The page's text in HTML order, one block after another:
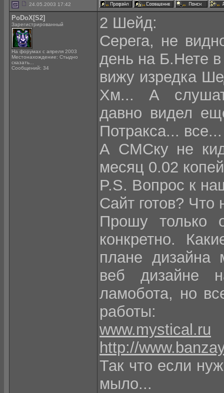
24.05.2003 17:42
PoDoX[S2]
Зарегистрированный
На форумах с апреля 2003
Местонахождение: Стыдно
сказать...
Сообщений: 34
2 Шейд:
Серега, не
день на Б.Нете в
вижу изредка
Хм... А
давно видел
Потракса...
А СМСку не
месяц 0.02
P.S. Вопрос к
Сайт готов? Что
Прошу только
конкретно.
плане дизайна
веб дизайне
ламобота, но
работы:
www.mystical.ru
http://
Так что если
мыло...